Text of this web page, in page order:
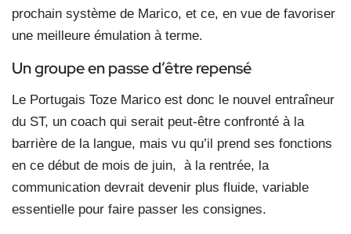
prochain système de Marico, et ce, en vue de favoriser
une meilleure émulation à terme.
Un groupe en passe d’être repensé
Le Portugais Toze Marico est donc le nouvel entraîneur
du ST, un coach qui serait peut-être confronté à la
barrière de la langue, mais vu qu’il prend ses fonctions
en ce début de mois de juin, à la rentrée, la
communication devrait devenir plus fluide, variable
essentielle pour faire passer les consignes.